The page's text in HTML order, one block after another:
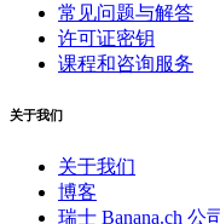
常见问题与解答
许可证密钥
课程和咨询服务
关于我们
关于我们
博客
瑞士 Banana.ch 公